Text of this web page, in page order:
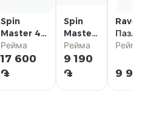
Spin
Master 4D
пазл
Marvel
studio
Рейма
17 600
֏
Spin
Master
4D пазл
Harry
Potter
Рейма
9 190
֏
Пазл
Рейма
9